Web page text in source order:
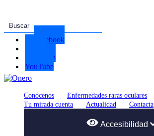
Facebook
Instagram
YouTube
Conócenos Enfermedades raras oculares
Tu mirada cuenta
Actualidad Contacta
Accesibilidad